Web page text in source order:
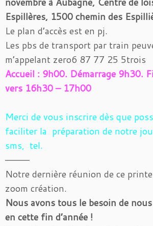
Espillères, 1500 chemin des
Le plan d’accès est en pj.
Les pbs de transport par train
m’appelant zero6 87 77 25 5trois
Accueil : 9h00. Démarrage 9h30.
vers 16h30 – 17h00
Merci de vous inscrire dès que
faciliter la préparation de notre
sms, tel.
————
Notre dernière réunion de ce
zoom création.
Nous avons tous le besoin de
en cette fin d’année !